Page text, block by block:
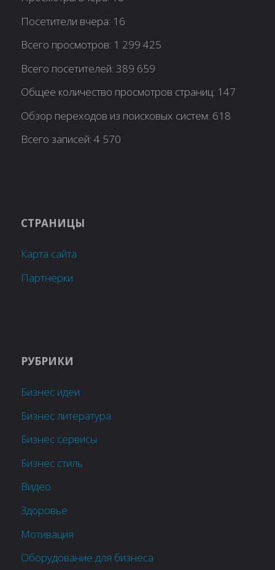
Посетители вчера: 16
Всего просмотров: 1 299 425
Всего посетителей:389 659
Общее количество просмотров страниц: 147
Обзор переходов из поисковых систем: 618
Всего записей:4 570
СТРАНИЦЫ
Карта сайта
Партнёрки
РУБРИКИ
Бизнес идеи
Бизнес литература
Бизнес сервисы
Бизнес стиль
Видео
Здоровье
Мотивация
Оборудование для бизнеса